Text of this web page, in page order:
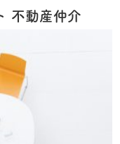
不動産仲介